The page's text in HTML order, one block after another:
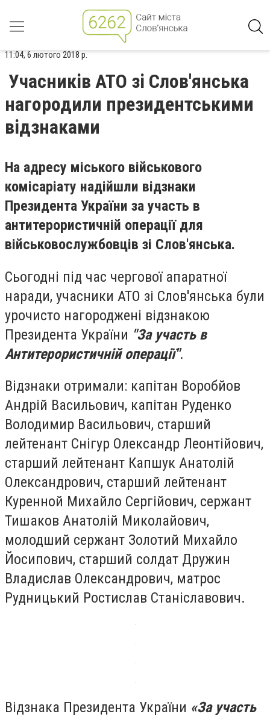
11:04, 6 лютого 2018 р.
Учасників АТО зі Слов'янська
нагородили президентськими
відзнаками
На адресу міського військового
комісаріату надійшли відзнаки
Президента України за участь в
антитерористичній операції для
військовослужбовців зі Слов'янська.
Сьогодні під час чергової апаратної
наради, учасники АТО зі Слов'янська були
урочисто нагороджені відзнакою
Президента України "За участь в
Антитерористичній операції".
Відзнаки отримали: капітан Воробйов
Андрій Васильович, капітан Руденко
Володимир Васильович, старший
лейтенант Снігур Олександр Леонтійович,
старший лейтенант Капшук Анатолій
Олександрович, старший лейтенант
Куренной Михайло Сергійович, сержант
Тишаков Анатолій Миколайович,
молодший сержант Золотий Михайло
Йосипович, старший солдат Дружин
Владислав Олександрович, матрос
Рудницький Ростислав Станіславович.
Відзнака Президента України «За участь